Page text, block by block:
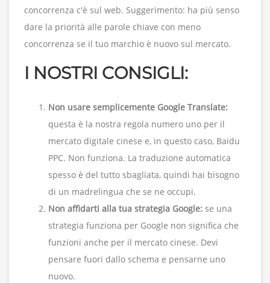
concorrenza c'è sul web. Suggerimento: ha più senso
dare la priorità alle parole chiave con meno
concorrenza se il tuo marchio è nuovo sul mercato.
I NOSTRI CONSIGLI:
Non usare semplicemente Google Translate:
questa è la nostra regola numero uno per il
mercato digitale cinese e, in questo caso, Baidu
PPC. Non funziona. La traduzione automatica
spesso è del tutto sbagliata, quindi hai bisogno
di un madrelingua che se ne occupi.
Non affidarti alla tua strategia Google: se una
strategia funziona per Google non significa che
funzioni anche per il mercato cinese. Devi
pensare fuori dallo schema e pensarne uno
nuovo.